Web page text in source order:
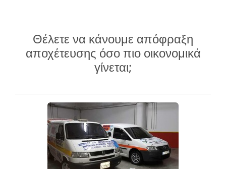
Θέλετε να κάνουμε απόφραξη
αποχέτευσης όσο πιο οικονομικά
γίνεται;